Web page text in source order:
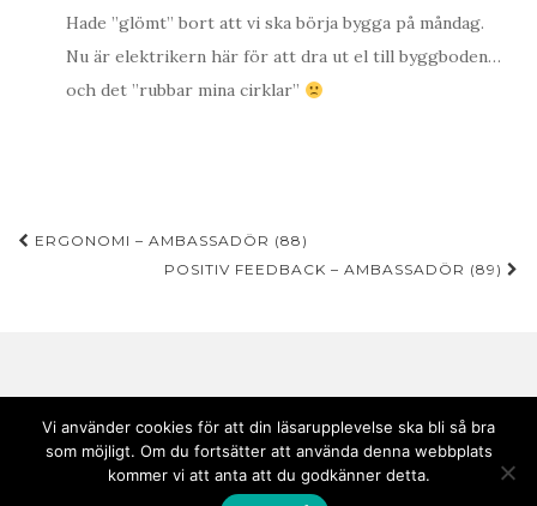
Hade ”glömt” bort att vi ska börja bygga på måndag.
Nu är elektrikern här för att dra ut el till byggboden…
och det ”rubbar mina cirklar”
Inläggsnavigering
ERGONOMI – AMBASSADÖR (88)
POSITIV FEEDBACK – AMBASSADÖR (89)
Copyright © 2020 Andebark | Tema avColorlibdrivs med WordPress
Vi använder cookies för att din läsarupplevelse ska bli så bra
som möjligt. Om du fortsätter att använda denna webbplats
kommer vi att anta att du godkänner detta.